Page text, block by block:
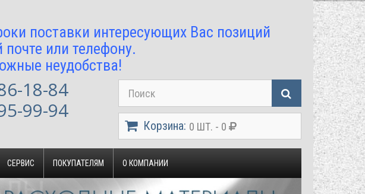
поставки интересующих Вас позиций
или телефону.
неудобства!
18-84
99-94
Корзина: 0 ШТ. - 0
СЕРВИС ПОКУПАТЕЛЯМ О КОМПАНИИ